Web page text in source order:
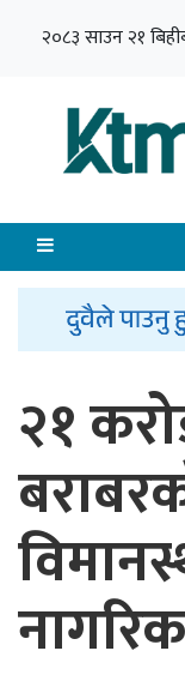
२०८३ साउन २१
२१